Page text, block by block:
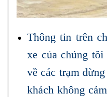
Thông tin trên
xe của chúng
về các trạm
khách không